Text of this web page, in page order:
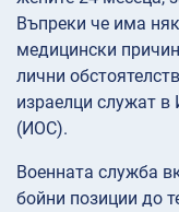
Въпреки че има
медицински
лични
израелци служат в
(ИОС).
Военната служба
бойни позиции до